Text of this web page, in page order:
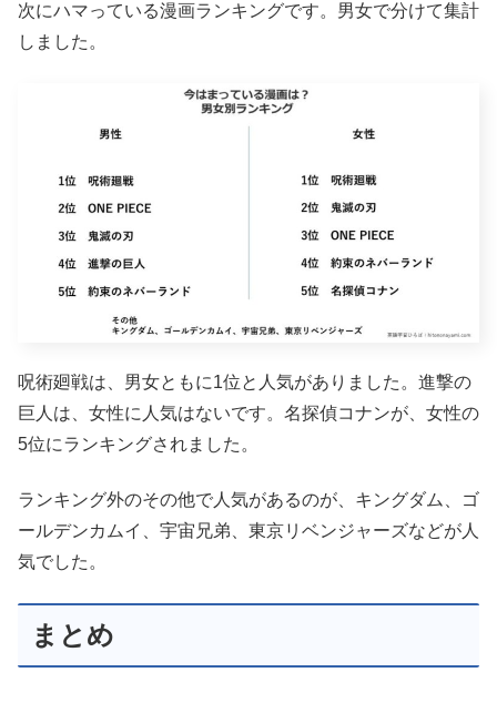
次にハマっている漫画ランキングです。男女で分けて集計
しました。
呪術廻戦は、男女ともに1位と人気がありました。進撃の
巨人は、女性に人気はないです。名探偵コナンが、女性の
5位にランキングされました。
ランキング外のその他で人気があるのが、キングダム、ゴ
ールデンカムイ、宇宙兄弟、東京リベンジャーズなどが人
気でした。
まとめ